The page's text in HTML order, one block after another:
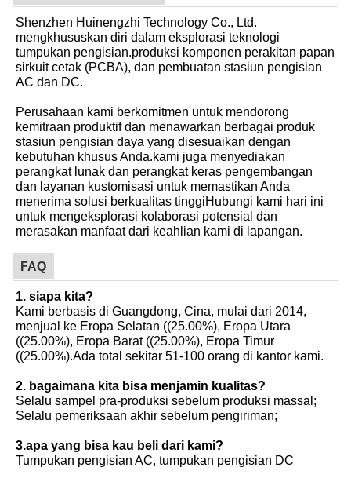
Shenzhen Huinengzhi Technology Co., Ltd.
mengkhususkan diri dalam eksplorasi teknologi
tumpukan pengisian.produksi komponen perakitan papan
sirkuit cetak (PCBA), dan pembuatan stasiun pengisian
AC dan DC.
Perusahaan kami berkomitmen untuk mendorong
kemitraan produktif dan menawarkan berbagai produk
stasiun pengisian daya yang disesuaikan dengan
kebutuhan khusus Anda.kami juga menyediakan
perangkat lunak dan perangkat keras pengembangan
dan layanan kustomisasi untuk memastikan Anda
menerima solusi berkualitas tinggiHubungi kami hari ini
untuk mengeksplorasi kolaborasi potensial dan
merasakan manfaat dari keahlian kami di lapangan.
FAQ
1. siapa kita?
Kami berbasis di Guangdong, Cina, mulai dari 2014,
menjual ke Eropa Selatan ((25.00%), Eropa Utara
((25.00%), Eropa Barat ((25.00%), Eropa Timur
((25.00%).Ada total sekitar 51-100 orang di kantor kami.
2. bagaimana kita bisa menjamin kualitas?
Selalu sampel pra-produksi sebelum produksi massal;
Selalu pemeriksaan akhir sebelum pengiriman;
3.apa yang bisa kau beli dari kami?
Tumpukan pengisian AC, tumpukan pengisian DC